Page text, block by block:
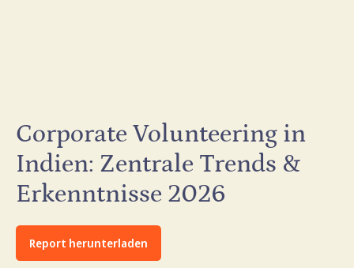
Corporate Volunteering in
Indien: Zentrale Trends &
Erkenntnisse 2026
Report herunterladen